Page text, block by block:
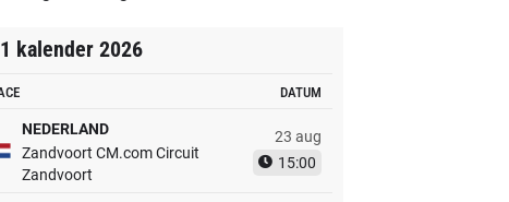
kalender 2026
DATUM
NEDERLAND
Zandvoort CM.com Circuit
Zandvoort
23 aug
15:00